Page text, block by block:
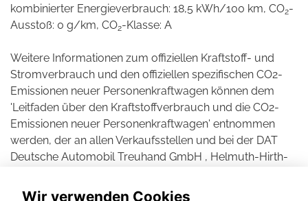
kombinierter Energieverbrauch: 18,5 kWh/100 km, CO2-
Ausstoß: 0 g/km, CO2-Klasse: A
Weitere Informationen zum offiziellen Kraftstoff- und
Stromverbrauch und den offiziellen spezifischen CO2-
Emissionen neuer Personenkraftwagen können dem
'Leitfaden über den Kraftstoffverbrauch und die CO2-
Emissionen neuer Personenkraftwagen' entnommen
werden, der an allen Verkaufsstellen und bei der DAT
Deutsche Automobil Treuhand GmbH , Helmuth-Hirth-
Wir verwenden Cookies